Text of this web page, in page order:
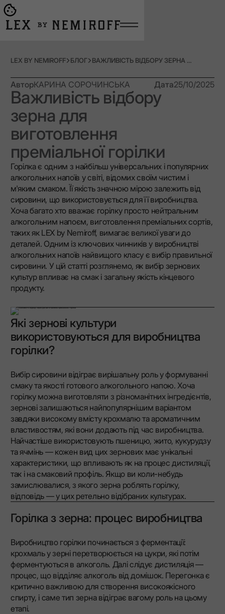
Go to main page
LEX BY NEMIROFF БЛОГ ВАЖЛИВІСТЬ ВІДБОРУ ЗЕРНА ДЛЯ ВИГОТОВЛЕННЯ ПРЕМІАЛЬНОЇ ГОРІЛКИ
АвторКАРИНА СОРОЧИНСЬКА Дата25/10/2025
Важливість відбору
зерна для
виготовлення
преміальної горілки
Горілка є одним з найбільш універсальних і популярних
алкогольних напоїв у світі, відомих своїм чистим і
м'яким смаком. Її якість значною мірою залежить від
сировини, що використовується для її виробництва.
Хоча багато хто вважає горілку просто нейтральним
алкогольним напоєм, виготовлення преміальних сортів,
таких як LEX by Nemiroff, вимагає великої уваги до
деталей. Одним із ключових чинників у виробництві
алкогольних напоїв найвищого класу є вибір правильної
сировини. У цій статті розглянемо, як вибір зернових
культур впливає на смак і загальну якість кінцевого
продукту.
Які зернові культури
використовуються для виробництва
горілки?
Вибір сировини відіграє вирішальну роль у формуванні
смаку та якості готового алкогольного напою. Хоча
горілку можна виготовляти з різноманітних інгредієнтів,
зернові залишаються найпопулярнішим варіантом
завдяки високому вмісту крохмалю та ароматичним
властивостям, які вони додають під час виробництва.
Найчастіше використовують пшеницю, жито, кукурудзу
та ячмінь — кожен вид цих зернових має унікальні
характеристики, що впливають як на процес дистиляції,
так і на смаковий профіль. Якщо ви коли-небудь
замислювалися, з якого зерна роблять горілку,
відповідь — у цих ретельно відібраних культурах.
Горілка з зерна: процес виробництва
Виробництво горілки починається з ферментації:
крохмаль у зерні перетворюється на цукри, які потім
ферментуються в алкоголь. Далі слідує дистиляція —
процес, що відділяє алкоголь від домішок. Перегонка є
критично важливою для створення високоякісного
спирту, і саме тип зерна відіграє вагому роль на цьому
етапі.